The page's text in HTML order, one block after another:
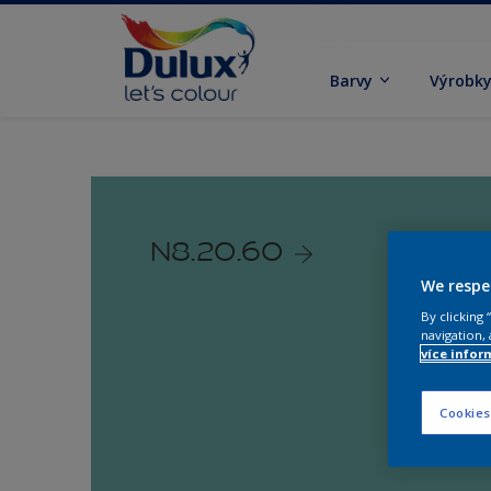
Barvy
N8.20.60
We
By clicking
navigation,
více